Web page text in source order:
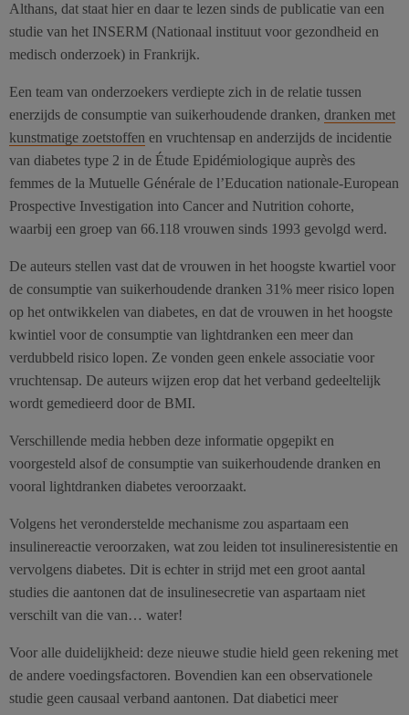
Althans, dat staat hier en daar te lezen sinds de publicatie van een
studie van het INSERM (Nationaal instituut voor gezondheid en
medisch onderzoek) in Frankrijk.
Een team van onderzoekers verdiepte zich in de relatie tussen
enerzijds de consumptie van suikerhoudende dranken, dranken met
kunstmatige zoetstoffen en vruchtensap en anderzijds de incidentie
van diabetes type 2 in de Étude Epidémiologique auprès des
femmes de la Mutuelle Générale de l’Education nationale-European
Prospective Investigation into Cancer and Nutrition cohorte,
waarbij een groep van 66.118 vrouwen sinds 1993 gevolgd werd.
De auteurs stellen vast dat de vrouwen in het hoogste kwartiel voor
de consumptie van suikerhoudende dranken 31% meer risico lopen
op het ontwikkelen van diabetes, en dat de vrouwen in het hoogste
kwintiel voor de consumptie van lightdranken een meer dan
verdubbeld risico lopen. Ze vonden geen enkele associatie voor
vruchtensap. De auteurs wijzen erop dat het verband gedeeltelijk
wordt gemedieerd door de BMI.
Verschillende media hebben deze informatie opgepikt en
voorgesteld alsof de consumptie van suikerhoudende dranken en
vooral lightdranken diabetes veroorzaakt.
Volgens het veronderstelde mechanisme zou aspartaam een
insulinereactie veroorzaken, wat zou leiden tot insulineresistentie en
vervolgens diabetes. Dit is echter in strijd met een groot aantal
studies die aantonen dat de insulinesecretie van aspartaam niet
verschilt van die van… water!
Voor alle duidelijkheid: deze nieuwe studie hield geen rekening met
de andere voedingsfactoren. Bovendien kan een observationele
studie geen causaal verband aantonen. Dat diabetici meer